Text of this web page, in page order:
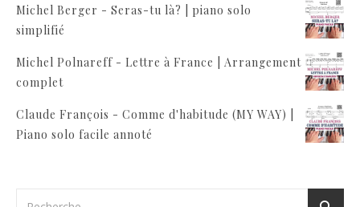
Michel Berger - Seras-tu là? | piano solo
simplifié
Michel Polnareff - Lettre à France | Arrangement
complet
Claude François - Comme d'habitude (MY WAY) |
Piano solo facile annoté